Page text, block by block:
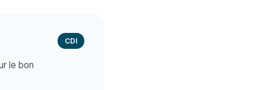
CDI
le bon